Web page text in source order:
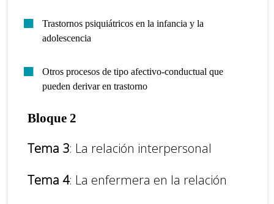
Trastornos psiquiátricos en la infancia y la
adolescencia
Otros procesos de tipo afectivo-conductual que
pueden derivar en trastorno
Bloque 2
Tema 3: La relación interpersonal
Tema 4: La enfermera en la relación